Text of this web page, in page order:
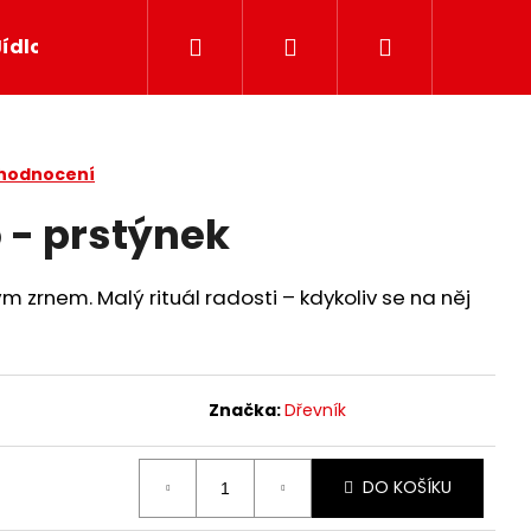
Svíčky Dekor
Přihlášení
- prstýnek
zrnem. Malý rituál radosti – kdykoliv se na něj
Značka:Dřevník
DO KOŠÍKU